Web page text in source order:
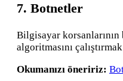
7. Botnetler
Bilgisayar
algoritmasını
Okumanızı öneririz: